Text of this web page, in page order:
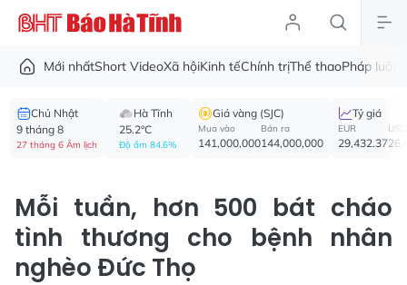
Mới nhấtShort VideoXã hộiKinh tếChính trịThể thaoPháp luật
Chủ Nhật
9 tháng 8
27 tháng 6 Âm lịch
Hà Tĩnh
25.2°C
Độ ẩm 84.6%
Giá vàng (SJC)
Mua vào
141,000,000
Bán ra
144,000,000
Tỷ giá
EUR
29,432.37
USD
Mỗi tuần, hơn 500 bát cháo
tình thương cho bệnh nhân
nghèo Đức Thọ